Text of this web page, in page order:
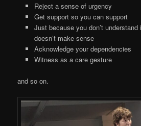
Reject a sense of urgency
Get support so you can support
Just because you don’t understand
doesn’t make sense
Acknowledge your dependencies
Witness as a care gesture
and so on.